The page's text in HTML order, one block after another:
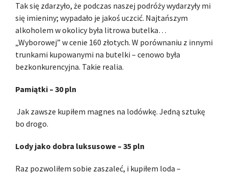
Tak się zdarzyło, że podczas naszej podróży wydarzyły mi
się imieniny; wypadało je jakoś uczcić. Najtańszym
alkoholem w okolicy była litrowa butelka…
„Wyborowej” w cenie 160 złotych. W porównaniu z innymi
trunkami kupowanymi na butelki – cenowo była
bezkonkurencyjna. Takie realia.
Pamiątki – 30 pln
Jak zawsze kupiłem magnes na lodówkę. Jedną sztukę
bo drogo.
Lody jako dobra luksusowe – 35 pln
Raz pozwoliłem sobie zaszaleć, i kupiłem loda –